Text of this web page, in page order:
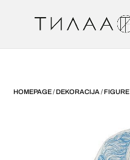
HOMEPAGE/DEKORACIJA /FIGURE